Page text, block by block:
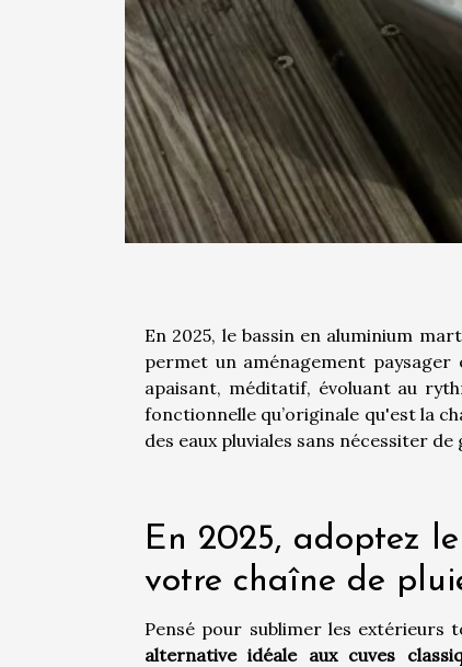
En 2025, le bassin en aluminium
permet un aménagement
apaisant, méditatif, évoluant au
fonctionnelle qu’originale qu'est la
des eaux pluviales sans nécessiter
En 2025, adoptez
votre chaîne de
Pensé pour sublimer les extérieurs
alternative idéale aux cuves